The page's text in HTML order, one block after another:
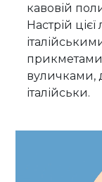
кавовій
Настрій
вуличками,
італійськи.